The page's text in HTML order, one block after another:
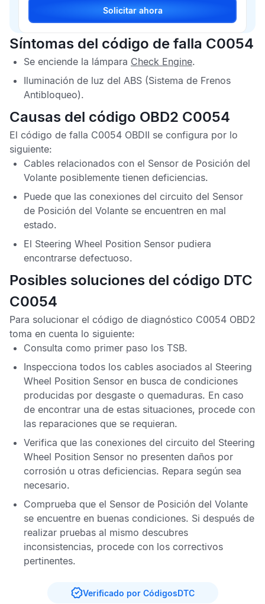
Solicitar ahora
Síntomas del código de falla C0054
Se enciende la lámpara Check Engine.
Iluminación de luz del ABS (Sistema de Frenos
Antibloqueo).
Causas del código OBD2 C0054
El código de falla C0054 OBDII se configura por lo
siguiente:
Cables relacionados con el Sensor de Posición del
Volante posiblemente tienen deficiencias.
Puede que las conexiones del circuito del Sensor
de Posición del Volante se encuentren en mal
estado.
El Steering Wheel Position Sensor pudiera
encontrarse defectuoso.
Posibles soluciones del código DTC
C0054
Para solucionar el código de diagnóstico C0054 OBD2
toma en cuenta lo siguiente:
Consulta como primer paso los TSB.
Inspecciona todos los cables asociados al Steering
Wheel Position Sensor en busca de condiciones
producidas por desgaste o quemaduras. En caso
de encontrar una de estas situaciones, procede con
las reparaciones que se requieran.
Verifica que las conexiones del circuito del Steering
Wheel Position Sensor no presenten daños por
corrosión u otras deficiencias. Repara según sea
necesario.
Comprueba que el Sensor de Posición del Volante
se encuentre en buenas condiciones. Si después de
realizar pruebas al mismo descubres
inconsistencias, procede con los correctivos
pertinentes.
Verificado por CódigosDTC